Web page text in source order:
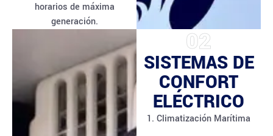
horarios de máxima
generación.
02
SISTEMAS DE
CONFORT
ELÉCTRICO
1. Climatización Marítima